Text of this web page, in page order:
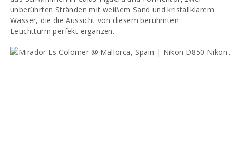
unberührten Stränden mit weißem Sand und kristallklarem
Wasser, die die Aussicht von diesem berühmten
Leuchtturm perfekt ergänzen.